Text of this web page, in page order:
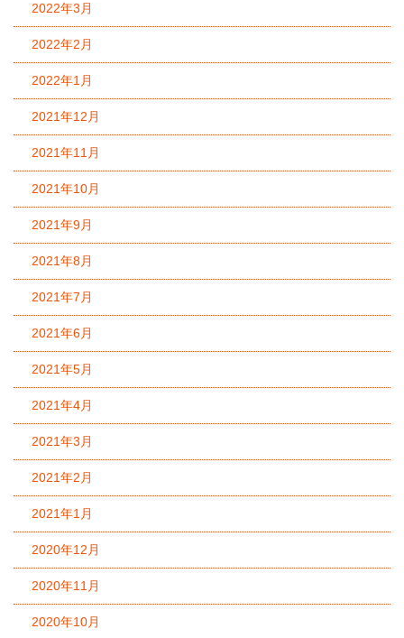
2022年3月
2022年2月
2022年1月
2021年12月
2021年11月
2021年10月
2021年9月
2021年8月
2021年7月
2021年6月
2021年5月
2021年4月
2021年3月
2021年2月
2021年1月
2020年12月
2020年11月
2020年10月